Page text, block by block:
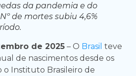
da pandemia e do
de mortes subiu 4,6%
de 2025 – O Brasil teve
de nascimentos desde os
o Instituto Brasileiro de